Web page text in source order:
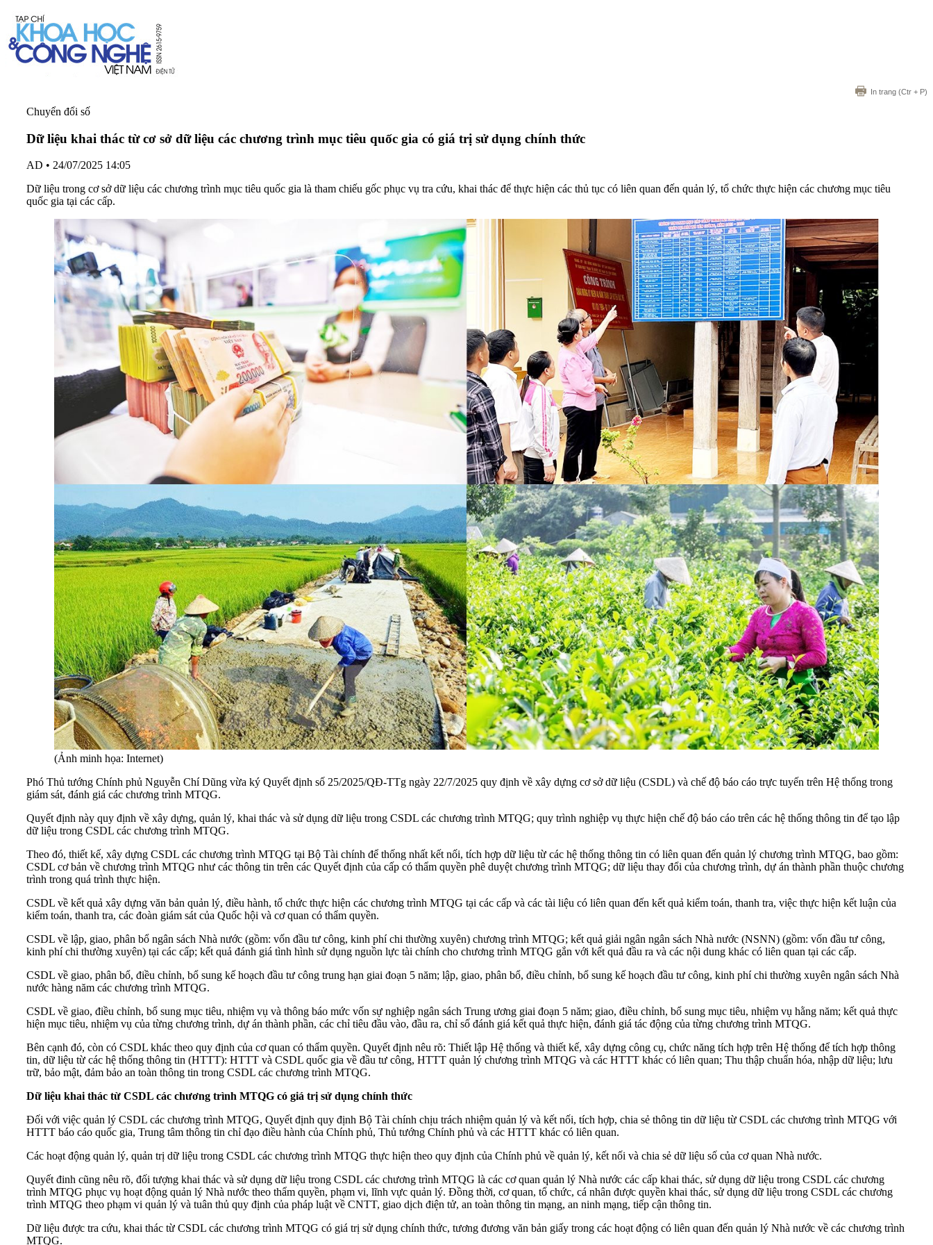
In trang (Ctr + P)
Chuyển đổi số
Dữ liệu khai thác từ cơ sở dữ liệu các chương trình mục tiêu quốc gia có giá trị sử dụng chính thức
AD • 24/07/2025 14:05
Dữ liệu trong cơ sở dữ liệu các chương trình mục tiêu quốc gia là tham chiếu gốc phục vụ tra cứu, khai thác để thực hiện các thủ tục có liên quan đến quản lý, tổ chức thực hiện các chương mục tiêu
quốc gia tại các cấp.
(Ảnh minh họa: Internet)
Phó Thủ tướng Chính phủ Nguyễn Chí Dũng vừa ký Quyết định số 25/2025/QĐ-TTg ngày 22/7/2025 quy định về xây dựng cơ sở dữ liệu (CSDL) và chế độ báo cáo trực tuyến trên Hệ thống trong
giám sát, đánh giá các chương trình MTQG.
Quyết định này quy định về xây dựng, quản lý, khai thác và sử dụng dữ liệu trong CSDL các chương trình MTQG; quy trình nghiệp vụ thực hiện chế độ báo cáo trên các hệ thống thông tin để tạo lập
dữ liệu trong CSDL các chương trình MTQG.
Theo đó, thiết kế, xây dựng CSDL các chương trình MTQG tại Bộ Tài chính để thống nhất kết nối, tích hợp dữ liệu từ các hệ thống thông tin có liên quan đến quản lý chương trình MTQG, bao gồm:
CSDL cơ bản về chương trình MTQG như các thông tin trên các Quyết định của cấp có thẩm quyền phê duyệt chương trình MTQG; dữ liệu thay đổi của chương trình, dự án thành phần thuộc chương
trình trong quá trình thực hiện.
CSDL về kết quả xây dựng văn bản quản lý, điều hành, tổ chức thực hiện các chương trình MTQG tại các cấp và các tài liệu có liên quan đến kết quả kiểm toán, thanh tra, việc thực hiện kết luận của
kiểm toán, thanh tra, các đoàn giám sát của Quốc hội và cơ quan có thẩm quyền.
CSDL về lập, giao, phân bổ ngân sách Nhà nước (gồm: vốn đầu tư công, kinh phí chi thường xuyên) chương trình MTQG; kết quả giải ngân ngân sách Nhà nước (NSNN) (gồm: vốn đầu tư công,
kinh phí chi thường xuyên) tại các cấp; kết quả đánh giá tình hình sử dụng nguồn lực tài chính cho chương trình MTQG gắn với kết quả đầu ra và các nội dung khác có liên quan tại các cấp.
CSDL về giao, phân bổ, điều chỉnh, bổ sung kế hoạch đầu tư công trung hạn giai đoạn 5 năm; lập, giao, phân bổ, điều chỉnh, bổ sung kế hoạch đầu tư công, kinh phí chi thường xuyên ngân sách Nhà
nước hàng năm các chương trình MTQG.
CSDL về giao, điều chỉnh, bổ sung mục tiêu, nhiệm vụ và thông báo mức vốn sự nghiệp ngân sách Trung ương giai đoạn 5 năm; giao, điều chỉnh, bổ sung mục tiêu, nhiệm vụ hằng năm; kết quả thực
hiện mục tiêu, nhiệm vụ của từng chương trình, dự án thành phần, các chỉ tiêu đầu vào, đầu ra, chỉ số đánh giá kết quả thực hiện, đánh giá tác động của từng chương trình MTQG.
Bên cạnh đó, còn có CSDL khác theo quy định của cơ quan có thẩm quyền. Quyết định nêu rõ: Thiết lập Hệ thống và thiết kế, xây dựng công cụ, chức năng tích hợp trên Hệ thống để tích hợp thông
tin, dữ liệu từ các hệ thống thông tin (HTTT): HTTT và CSDL quốc gia về đầu tư công, HTTT quản lý chương trình MTQG và các HTTT khác có liên quan; Thu thập chuẩn hóa, nhập dữ liệu; lưu
trữ, bảo mật, đảm bảo an toàn thông tin trong CSDL các chương trình MTQG.
Dữ liệu khai thác từ CSDL các chương trình MTQG có giá trị sử dụng chính thức
Đối với việc quản lý CSDL các chương trình MTQG, Quyết định quy định Bộ Tài chính chịu trách nhiệm quản lý và kết nối, tích hợp, chia sẻ thông tin dữ liệu từ CSDL các chương trình MTQG với
HTTT báo cáo quốc gia, Trung tâm thông tin chỉ đạo điều hành của Chính phủ, Thủ tướng Chính phủ và các HTTT khác có liên quan.
Các hoạt động quản lý, quản trị dữ liệu trong CSDL các chương trình MTQG thực hiện theo quy định của Chính phủ về quản lý, kết nối và chia sẻ dữ liệu số của cơ quan Nhà nước.
Quyết đinh cũng nêu rõ, đối tượng khai thác và sử dụng dữ liệu trong CSDL các chương trình MTQG là các cơ quan quản lý Nhà nước các cấp khai thác, sử dụng dữ liệu trong CSDL các chương
trình MTQG phục vụ hoạt động quản lý Nhà nước theo thẩm quyền, phạm vi, lĩnh vực quản lý. Đồng thời, cơ quan, tổ chức, cá nhân được quyền khai thác, sử dụng dữ liệu trong CSDL các chương
trình MTQG theo phạm vi quản lý và tuân thủ quy định của pháp luật về CNTT, giao dịch điện tử, an toàn thông tin mạng, an ninh mạng, tiếp cận thông tin.
Dữ liệu được tra cứu, khai thác từ CSDL các chương trình MTQG có giá trị sử dụng chính thức, tương đương văn bản giấy trong các hoạt động có liên quan đến quản lý Nhà nước về các chương trình
MTQG.